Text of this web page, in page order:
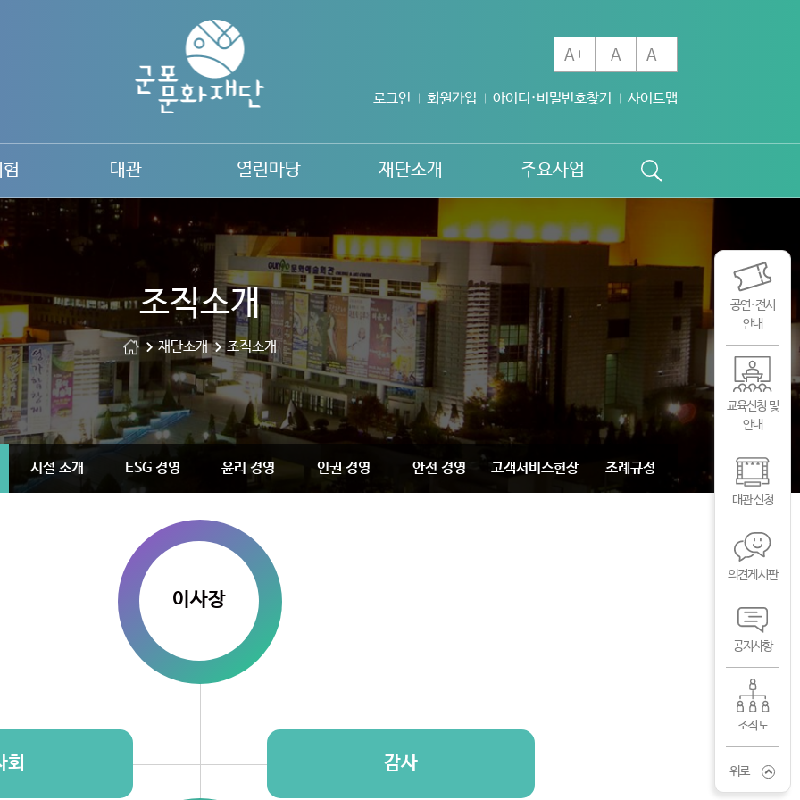
A+ A A-
로그인 회원가입 아이디·비밀번호찾기 사이트맵
대관 열린마당 재단소개 주요사업
조직소개
재단소개 조직소개
시설 소개 ESG 경영 윤리 경영 인권 경영 안전 경영 고객서비스헌장 조례규정
이사장
회 감사
공연·전시
안내
교육신청 및
안내
대관 신청
의견게시판
공지사항
조직도
위로